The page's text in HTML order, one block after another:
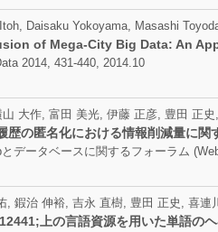
Daisaku Yokoyama, Masashi
of Mega-City Big Data: An
2014, 431-440, 2014.10
大作, 富田 美光, 伊藤 正彦, 豊田 正
歴の匿名化における情報削減量に関
データベースに関するフォーラム
, 鍜治 伸裕, 吉永 直樹, 豊田 正史, 喜連
上の言語資源を用いた単語の